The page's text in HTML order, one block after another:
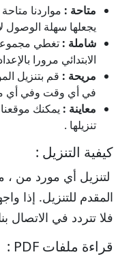
متاحة : مواردنا
يجعلها سهلة
شاملة : تغطي
الابتدائي مرورا
مريحة : قم بتنزيل
في أي وقت وفي أي
معاينة : يمكنك
تنزيلها .
كيفية التنزيل :
لتنزيل أي مورد من ،
المقدم للتنزيل. إذا
فلا تتردد في
قراءة ملفات PDF :